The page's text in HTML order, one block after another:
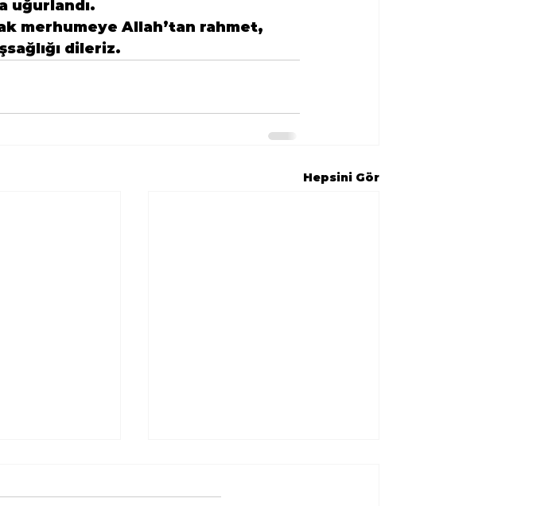
merhumeye Allah’tan rahmet,
dileriz.
Hepsini Gör